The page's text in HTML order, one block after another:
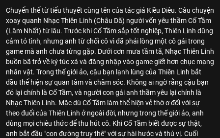
Chuyển thể từ tiểu thuyết cùng tên của tác giả Kiều Diêu. Câu chuyện
xoay quanh Nhạc Thiên Linh (Châu Dã) người vốn yêu thầm Cố Tầm
(Lâm Nhất) từ lâu. Trước khi Cố Tầm sắp tốt nghiệp, Thiên Linh dũng
cảm tỏ tình, nhưng anh từ chối cô vì đã phải lòng một cô gái trong
game mà anh chưa từng gặp. Dưới cơn mưa tầm tã, Nhạc Thiên Linh
buồn bã trở về ký túc xá và đăng nhập vào game giết hơn chục mạng
nhân vật. Trong thế giới ảo, cậu bạn lạnh lùng của Thiên Linh bắt
đầu thể hiện sự quan tâm và chăm sóc. Không ai ngờ rằng cậu bạn
đó lại chính là Cố Tầm, và người con gái anh thầm yêu lại chính là
Nhạc Thiên Linh. Mặc dù Cố Tầm làm thể hiện vẻ thờ ơ đối với sự
theo đuổi của Thiên Linh ở ngoài đời, nhưng trong thế giới ảo, anh
dùng mọi chiêu thức để thu hút cô. Khi Cố Tầm biết được sự thật,
anh bắt đầu "con đường truy thê" với sự hài hước và thú vị. Cuối